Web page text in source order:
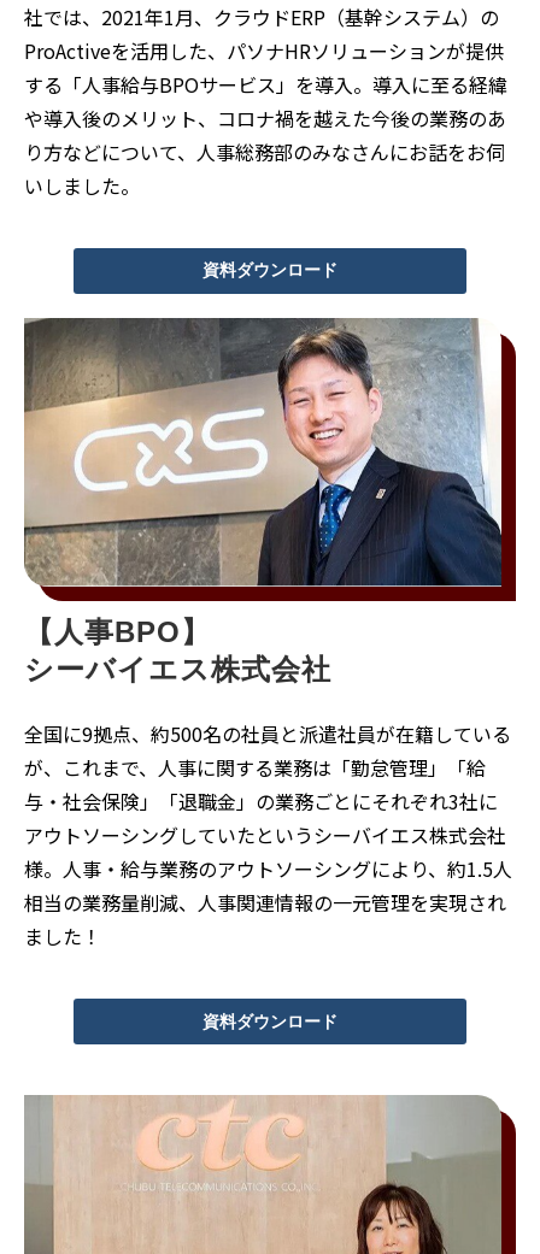
社では、2021年1月、クラウドERP（基幹システム）の
ProActiveを活用した、パソナHRソリューションが提供
する「人事給与BPOサービス」を導入。導入に至る経緯
や導入後のメリット、コロナ禍を越えた今後の業務のあ
り方などについて、人事総務部のみなさんにお話をお伺
いしました。
資料ダウンロード
【人事BPO】
シーバイエス株式会社
全国に9拠点、約500名の社員と派遣社員が在籍している
が、これまで、人事に関する業務は「勤怠管理」「給
与・社会保険」「退職金」の業務ごとにそれぞれ3社に
アウトソーシングしていたというシーバイエス株式会社
様。人事・給与業務のアウトソーシングにより、約1.5人
相当の業務量削減、人事関連情報の一元管理を実現され
ました！
資料ダウンロード